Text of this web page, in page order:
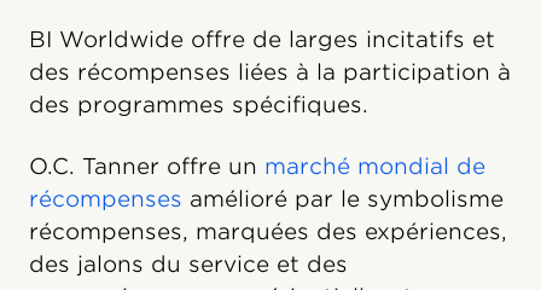
BI Worldwide offre de larges incitatifs et
des récompenses liées à la participation à
des programmes spécifiques.
O.C. Tanner offre un marché mondial de
récompenses amélioré par le symbolisme
récompenses, marquées des expériences,
des jalons du service et des